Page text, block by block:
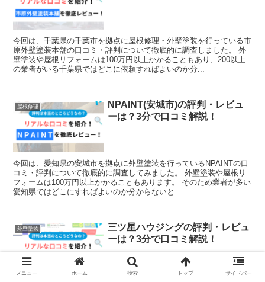
今回は、千葉県の千葉市を拠点に屋根修理・外壁塗装を行っている市
原外壁塗装本舗の口コミ・評判について徹底的に調査しました。 外
壁塗装や屋根リフォームは100万円以上かかることもあり、200以上
の業者がいる千葉県ではどこに依頼すればよいのか分...
屋根修理
NPAINT(安城市)の評判・レビュ
ーは？3分で口コミ解説！
今回は、愛知県の安城市を拠点に外壁塗装を行っているNPAINTの口
コミ・評判について徹底的に調査してみました。 外壁塗装や屋根リ
フォームは100万円以上かかることもあります。 そのため業者が多い
愛知県ではどこにすればよいのか分からないと...
外壁塗装
三ツ星ハウジングの評判・レビュ
ーは？3分で口コミ解説！
メニュー ホーム 検索 トップ サイドバー